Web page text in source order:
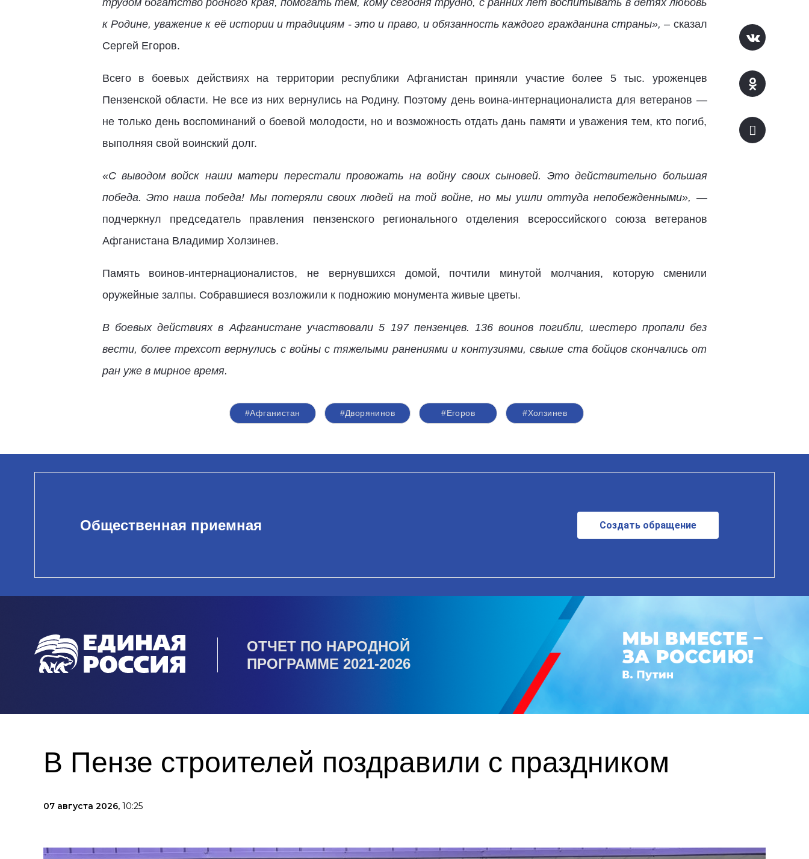
трудом богатство родного края, помогать тем, кому сегодня трудно, с ранних лет воспитывать в детях любовь
к Родине, уважение к её истории и традициям - это и право, и обязанность каждого гражданина страны», – сказал
Сергей Егоров.
Всего в боевых действиях на территории республики Афганистан приняли участие более 5 тыс. уроженцев
Пензенской области. Не все из них вернулись на Родину. Поэтому день воина-интернационалиста для ветеранов —
не только день воспоминаний о боевой молодости, но и возможность отдать дань памяти и уважения тем, кто погиб,
выполняя свой воинский долг.
«С выводом войск наши матери перестали провожать на войну своих сыновей. Это действительно большая
победа. Это наша победа! Мы потеряли своих людей на той войне, но мы ушли оттуда непобежденными», —
подчеркнул председатель правления пензенского регионального отделения всероссийского союза ветеранов
Афганистана Владимир Холзинев.
Память воинов-интернационалистов, не вернувшихся домой, почтили минутой молчания, которую сменили
оружейные залпы. Собравшиеся возложили к подножию монумента живые цветы.
В боевых действиях в Афганистане участвовали 5 197 пензенцев. 136 воинов погибли, шестеро пропали без
вести, более трехсот вернулись с войны с тяжелыми ранениями и контузиями, свыше ста бойцов скончались от
ран уже в мирное время.
#Афганистан #Дворянинов #Егоров #Холзинев
Общественная приемная Создать обращение
ОТЧЕТ ПО НАРОДНОЙ
ПРОГРАММЕ 2021-2026
В Пензе строителей поздравили с праздником
07 августа 2026, 10:25